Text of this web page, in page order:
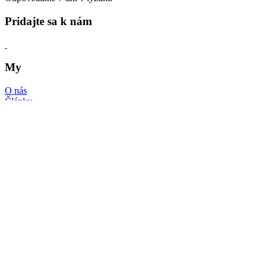
Pridajte sa k nám
My
O nás
Články